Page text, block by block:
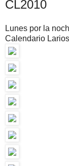
CL2010
Lunes por la
Calendario